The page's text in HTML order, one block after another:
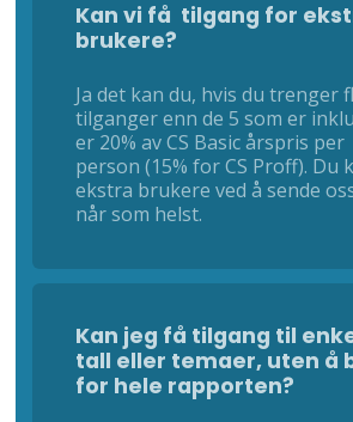
Kan vi få tilgang for
brukere?
Ja det kan du, hvis du trenger
tilganger enn de 5 som er
er 20% av CS Basic årspris per
person (15% for CS Proff). Du
ekstra brukere ved å sende
når som helst.
Kan jeg få tilgang til
tall eller temaer, uten å
for hele rapporten?